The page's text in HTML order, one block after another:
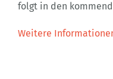
folgt in den
Weitere